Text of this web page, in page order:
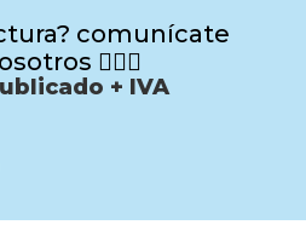
comunícate
🙋🏻‍♂️
+ IVA